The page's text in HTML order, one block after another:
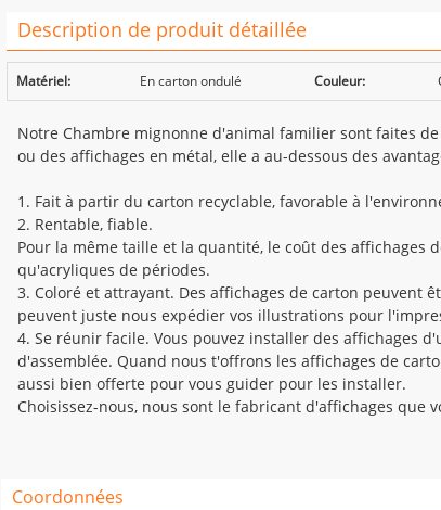
Description de produit détaillée
Matériel: En carton ondulé Couleur:
Notre Chambre mignonne d'animal familier sont faites
ou des affichages en métal, elle a au-dessous des
1. Fait à partir du carton recyclable, favorable à
2. Rentable, fiable.
Pour la même taille et la quantité, le coût des affichages
qu'acryliques de périodes.
3. Coloré et attrayant. Des affichages de carton peuvent
peuvent juste nous expédier vos illustrations pour
4. Se réunir facile. Vous pouvez installer des affichages
d'assemblée. Quand nous t'offrons les affichages de
aussi bien offerte pour vous guider pour les installer.
Choisissez-nous, nous sont le fabricant d'affichages que
Coordonnées